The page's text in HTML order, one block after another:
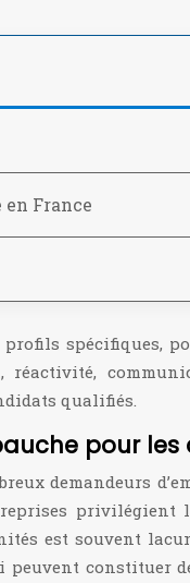
France
spécifiques,
réactivité,
qualifiés.
pour
demandeurs
privilégient
est souvent
constituer